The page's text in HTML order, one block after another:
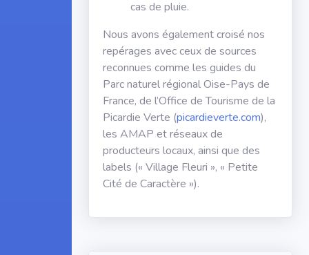
cas de pluie.
Nous avons également croisé nos
repérages avec ceux de sources
reconnues comme les guides du
Parc naturel régional Oise-Pays de
France, de l’Office de Tourisme de la
Picardie Verte (picardieverte.com),
les AMAP et réseaux de
producteurs locaux, ainsi que des
labels (« Village Fleuri », « Petite
Cité de Caractère »).